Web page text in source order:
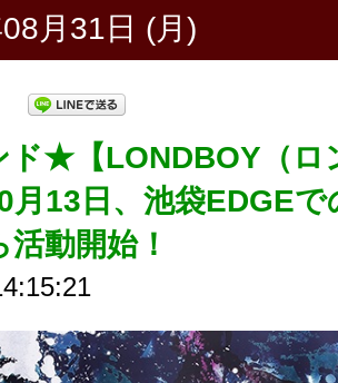
月31日 (月)
★【LONDBOY（ロ
月13日、池袋EDGE
動開始！